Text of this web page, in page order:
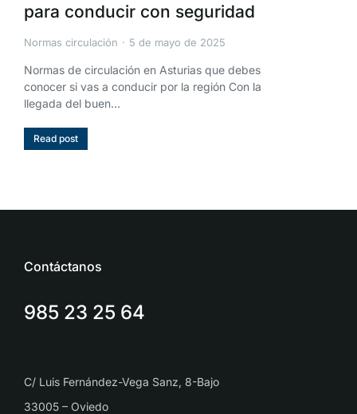
para conducir con seguridad
Normas circulación 5 de mayo de 2025
Normas de circulación en Asturias que debes
conocer si vas a conducir por la región Con la
llegada del buen…
Read post
Contáctanos
985 23 25 64
C/ Luis Fernández-Vega Sanz, 8-Bajo
33005 – Oviedo